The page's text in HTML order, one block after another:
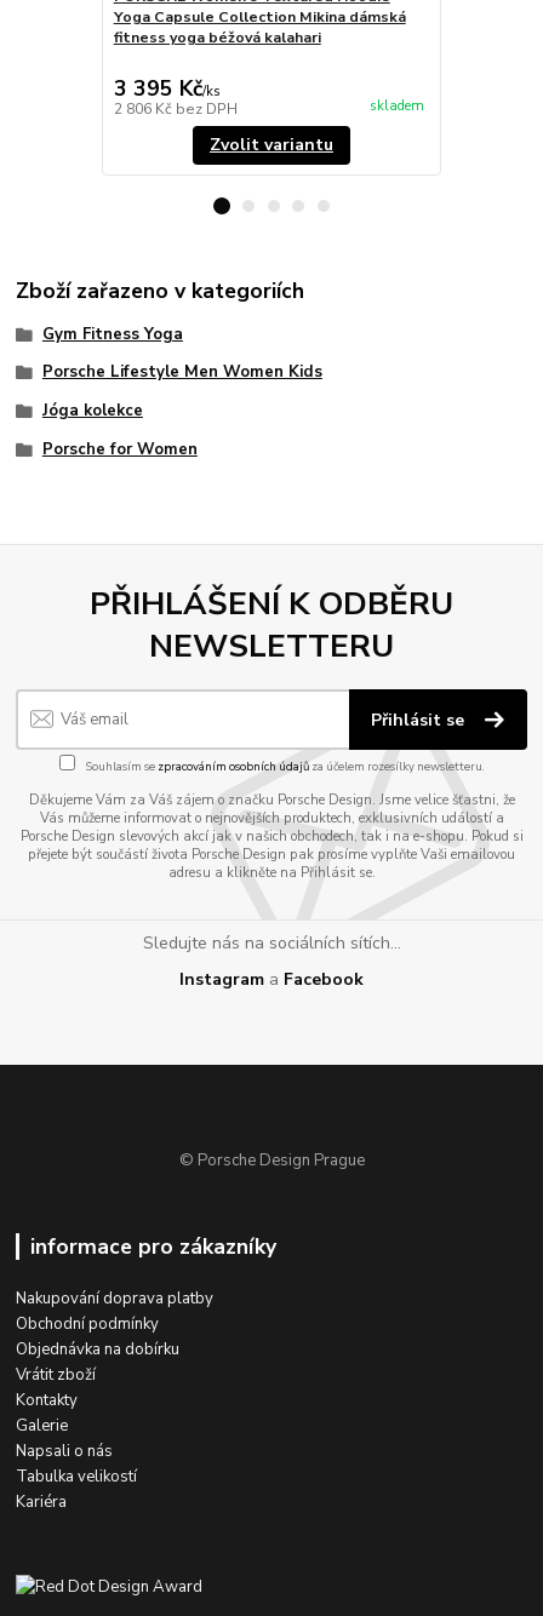
Yoga Capsule Collection Mikina dámská
fitness yoga béžová kalahari
3 395 Kč/ks
2 806 Kč bez DPH skladem
Zvolit variantu
Zboží zařazeno v kategoriích
Gym Fitness Yoga
Porsche Lifestyle Men Women Kids
Jóga kolekce
Porsche for Women
PŘIHLÁŠENÍ K ODBĚRU
NEWSLETTERU
Přihlásit se
Souhlasím se zpracováním osobních údajůza účelem rozesílky newsletteru.
Děkujeme Vám za Váš zájem o značku Porsche Design. Jsme velice šťastni, že
Vás můžeme informovat o nejnovějších produktech, exklusivních událostí a
Porsche Design slevových akcí jak v našich obchodech, tak i na e-shopu. Pokud si
přejete být součástí života Porsche Design pak prosíme vyplňte Vaši emailovou
adresu a klikněte na Přihlásit se.
Sledujte nás na sociálních sítích...
Instagram a Facebook
© Porsche Design Prague
informace pro zákazníky
Nakupování doprava platby
Obchodní podmínky
Objednávka na dobírku
Vrátit zboží
Kontakty
Galerie
Napsali o nás
Tabulka velikostí
Kariéra